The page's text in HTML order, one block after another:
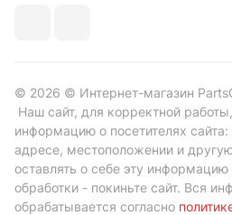
© 2026 © Интернет-магазин
Наш сайт, для корректной
информацию о посетителях
адресе, местоположении и
оставлять о себе эту
обработки - покиньте сайт. Вся
обрабатывается согласно